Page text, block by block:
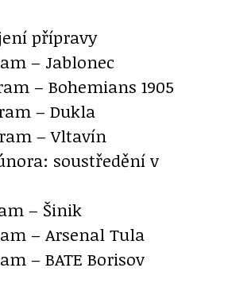
přípravy
– Jablonec
– Bohemians 1905
– Dukla
– Vltavín
soustředění v
– Šinik
– Arsenal Tula
– BATE Borisov